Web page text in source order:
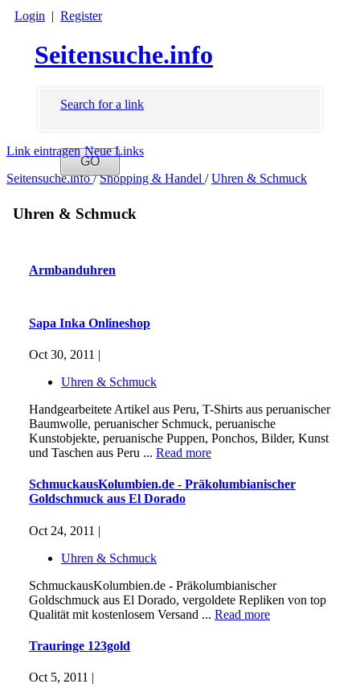
Login | Register
Seitensuche.info
Search for a link
Link eintragen Neue Links
Seitensuche.info/ Shopping & Handel / Uhren & Schmuck
Uhren & Schmuck
Armbanduhren
Sapa Inka Onlineshop
Oct 30, 2011 |
Uhren & Schmuck
Handgearbeitete Artikel aus Peru, T-Shirts aus peruanischer
Baumwolle, peruanischer Schmuck, peruanische
Kunstobjekte, peruanische Puppen, Ponchos, Bilder, Kunst
und Taschen aus Peru ... Read more
SchmuckausKolumbien.de - Präkolumbianischer
Goldschmuck aus El Dorado
Oct 24, 2011 |
Uhren & Schmuck
SchmuckausKolumbien.de - Präkolumbianischer
Goldschmuck aus El Dorado, vergoldete Repliken von top
Qualität mit kostenlosem Versand ... Read more
Trauringe 123gold
Oct 5, 2011 |